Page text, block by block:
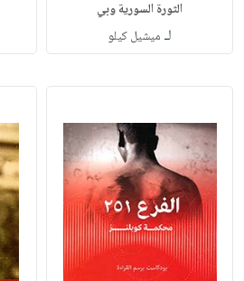
الثورة السورية وبي
لـ ميشيل كيلو